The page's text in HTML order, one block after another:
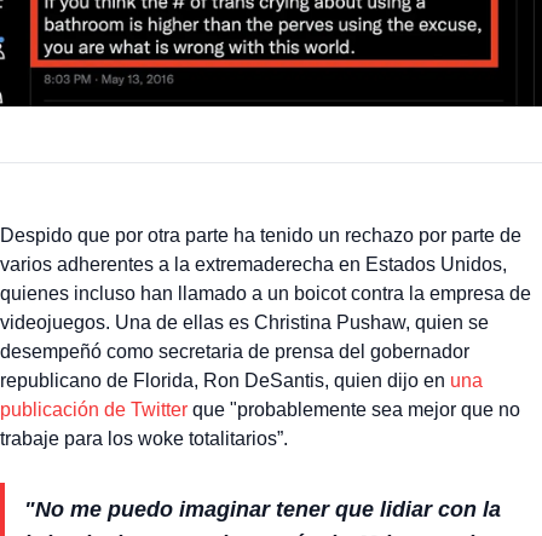
Despido que por otra parte ha tenido un rechazo por parte de
varios adherentes a la extremaderecha en Estados Unidos,
quienes incluso han llamado a un boicot contra la empresa de
videojuegos. Una de ellas es Christina Pushaw, quien se
desempeñó como secretaria de prensa del gobernador
republicano de Florida, Ron DeSantis, quien dijo en una
publicación de Twitter que "probablemente sea mejor que no
trabaje para los woke totalitarios”.
"No me puedo imaginar tener que lidiar con la